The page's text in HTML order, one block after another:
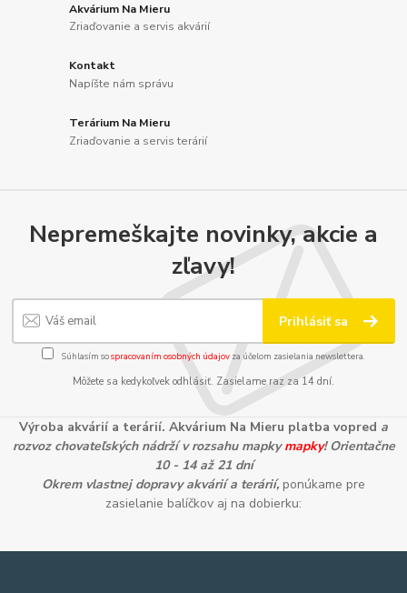
Akvárium Na Mieru
Zriaďovanie a servis akvárií
Kontakt
Napíšte nám správu
Terárium Na Mieru
Zriaďovanie a servis terárií
Nepremeškajte novinky, akcie a
zľavy!
Prihlásiť sa
Súhlasím sospracovaním osobných údajov za účelom zasielania newslettera.
Môžete sa kedykoľvek odhlásiť. Zasielame raz za 14 dní.
Výroba akvárií a terárií. Akvárium Na Mieru platba vopred a
rozvoz chovateľských nádrží v rozsahu mapkymapky! Orientačne
10 - 14 až 21 dní
Okrem vlastnej dopravy akvárií a terárií, ponúkame pre
zasielanie balíčkov aj na dobierku: